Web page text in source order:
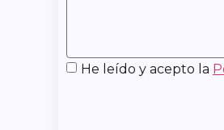
He leído y acepto la